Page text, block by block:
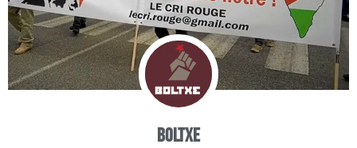
Boltxe